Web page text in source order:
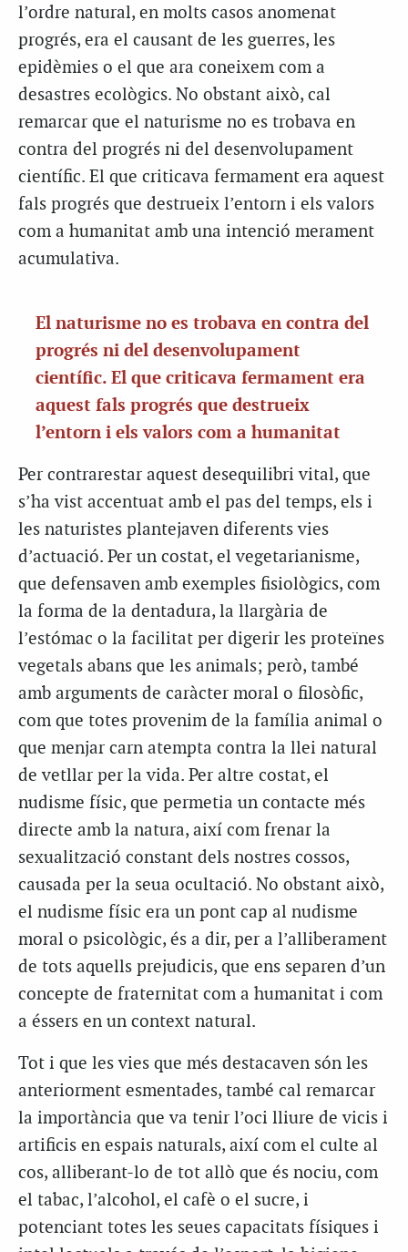
l’ordre natural, en molts casos anomenat
progrés, era el causant de les guerres, les
epidèmies o el que ara coneixem com a
desastres ecològics. No obstant això, cal
remarcar que el naturisme no es trobava en
contra del progrés ni del desenvolupament
científic. El que criticava fermament era aquest
fals progrés que destrueix l’entorn i els valors
com a humanitat amb una intenció merament
acumulativa.
El naturisme no es trobava en contra del
progrés ni del desenvolupament
científic. El que criticava fermament era
aquest fals progrés que destrueix
l’entorn i els valors com a humanitat
Per contrarestar aquest desequilibri vital, que
s’ha vist accentuat amb el pas del temps, els i
les naturistes plantejaven diferents vies
d’actuació. Per un costat, el vegetarianisme,
que defensaven amb exemples fisiològics, com
la forma de la dentadura, la llargària de
l’estómac o la facilitat per digerir les proteïnes
vegetals abans que les animals; però, també
amb arguments de caràcter moral o filosòfic,
com que totes provenim de la família animal o
que menjar carn atempta contra la llei natural
de vetllar per la vida. Per altre costat, el
nudisme físic, que permetia un contacte més
directe amb la natura, així com frenar la
sexualització constant dels nostres cossos,
causada per la seua ocultació. No obstant això,
el nudisme físic era un pont cap al nudisme
moral o psicològic, és a dir, per a l’alliberament
de tots aquells prejudicis, que ens separen d’un
concepte de fraternitat com a humanitat i com
a éssers en un context natural.
Tot i que les vies que més destacaven són les
anteriorment esmentades, també cal remarcar
la importància que va tenir l’oci lliure de vicis i
artificis en espais naturals, així com el culte al
cos, alliberant-lo de tot allò que és nociu, com
el tabac, l’alcohol, el cafè o el sucre, i
potenciant totes les seues capacitats físiques i